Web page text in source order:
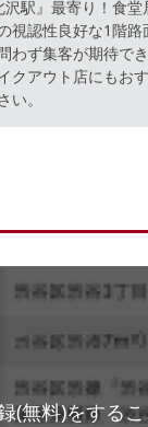
駅』最寄り！食堂
視認性良好な1階
わず集客が期待で
クアウト店にもお
い。
(無料)をする